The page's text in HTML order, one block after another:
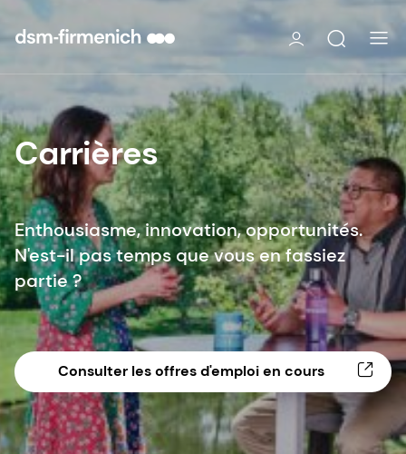
Carrières
Enthousiasme, innovation, opportunités.
N'est-il pas temps que vous en fassiez
partie ?
Consulter les offres d'emploi en cours